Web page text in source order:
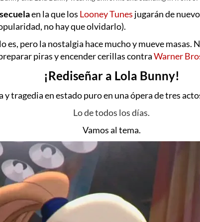
en la que los Looney Tunes jugarán de
no hay que olvidarlo).
es, pero la nostalgia hace mucho y mueve masas.
piras y encender cerillas contraWarner
¡Rediseñar a Lola Bunny!
y tragedia en estado puro en una ópera de tres
Lo de todos los días.
Vamos al tema.